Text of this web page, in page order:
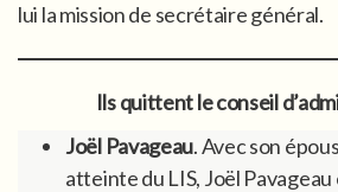
lui la mission de secrétaire général.
Ils quittent le conseil
Joël Pavageau. Avec son
atteinte du LIS, Joël